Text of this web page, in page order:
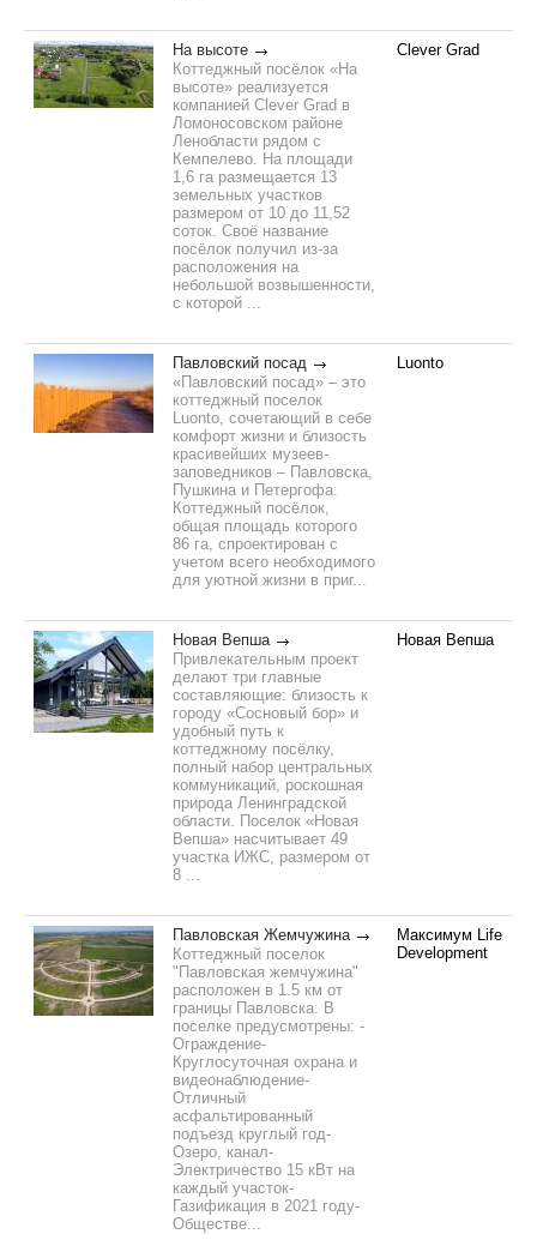
На высоте
Коттеджный посёлок «На
высоте» реализуется
компанией Clever Grad в
Ломоносовском районе
Ленобласти рядом с
Кемпелево. На площади
1,6 га размещается 13
земельных участков
размером от 10 до 11,52
соток. Своё название
посёлок получил из-за
расположения на
небольшой возвышенности,
с которой ...
Clever Grad
Павловский посад
«Павловский посад» – это
коттеджный поселок
Luonto, сочетающий в себе
комфорт жизни и близость
красивейших музеев-
заповедников – Павловска,
Пушкина и Петергофа.
Коттеджный посёлок,
общая площадь которого
86 га, спроектирован с
учетом всего необходимого
для уютной жизни в приг...
Luonto
Новая Вепша
Привлекательным проект
делают три главные
составляющие: близость к
городу «Сосновый бор» и
удобный путь к
коттеджному посёлку,
полный набор центральных
коммуникаций, роскошная
природа Ленинградской
области. Поселок «Новая
Вепша» насчитывает 49
участка ИЖC, размером от
8 ...
Новая Вепша
Павловская Жемчужина
Коттеджный поселок
"Павловская жемчужина"
расположен в 1.5 км от
границы Павловска. В
поселке предусмотрены: -
Ограждение-
Круглосуточная охрана и
видеонаблюдение-
Отличный
асфальтированный
подъезд круглый год-
Озеро, канал-
Электричество 15 кВт на
каждый участок-
Газификация в 2021 году-
Обществе...
Максимум Life
Development